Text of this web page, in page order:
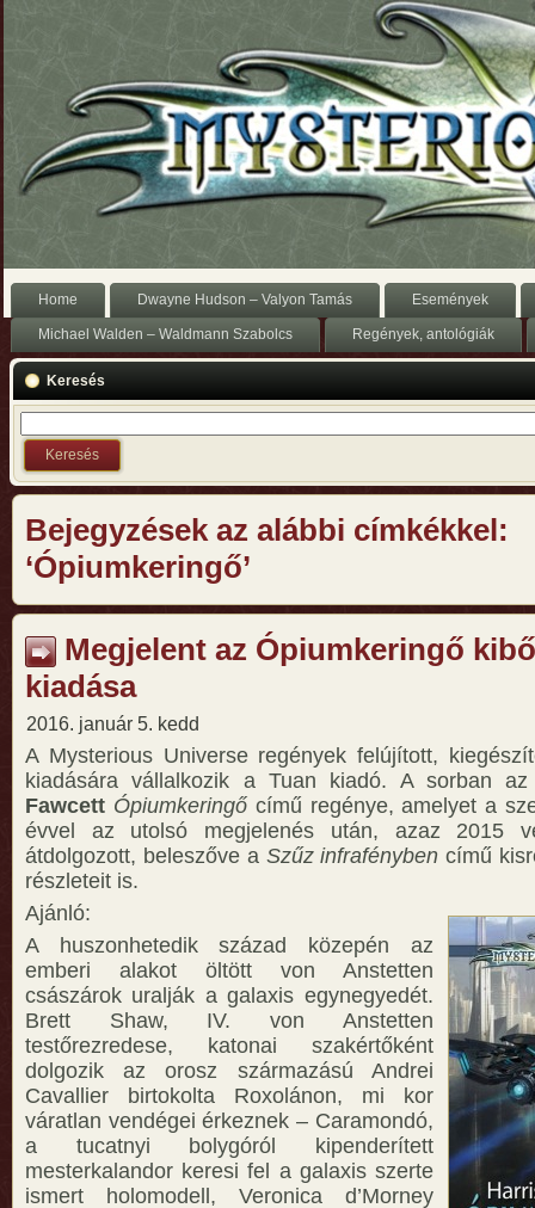
Home Dwayne Hudson – Valyon Tamás Események
Michael Walden – Waldmann Szabolcs Regények, antológiák
Keresés
Bejegyzések az alábbi címkékkel:
‘Ópiumkeringő’
Megjelent az Ópiumkeringő
kiadása
2016. január 5. kedd
A Mysterious Universe regények felújított,
kiadására vállalkozik a Tuan kiadó. A sorban
Fawcett Ópiumkeringőcímű regénye, amelyet a
évvel az utolsó megjelenés után, azaz 2015
átdolgozott, beleszőve a Szűz infrafényben című
részleteit is.
Ajánló:
A huszonhetedik század közepén az
emberi alakot öltött von Anstetten
császárok uralják a galaxis egynegyedét.
Brett Shaw, IV. von Anstetten
testőrezredese, katonai szakértőként
dolgozik az orosz származású Andrei
Cavallier birtokolta Roxolánon, mi kor
váratlan vendégei érkeznek – Caramondó,
a tucatnyi bolygóról kipenderített
mesterkalandor keresi fel a galaxis szerte
ismert holomodell, Veronica d’Morney